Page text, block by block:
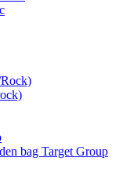
bag Target Group